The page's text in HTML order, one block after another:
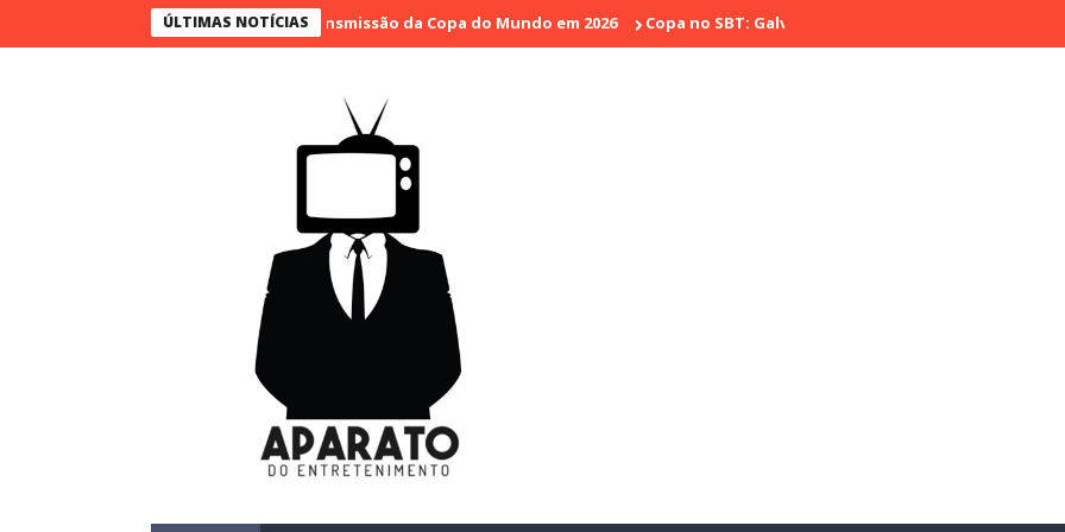
ÚLTIMAS NOTÍCIAS
adquirem direitos e farão a transmissão da Copa do Mundo em 2026 Copa no SBT: Galvão Bueno narra o último jogo e marca sua